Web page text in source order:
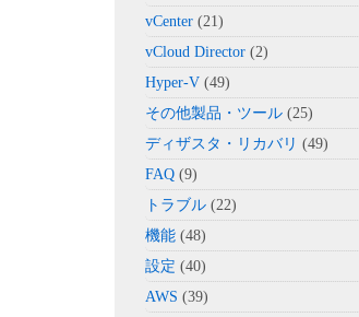
vCenter (21)
vCloud Director (2)
Hyper-V (49)
その他製品・ツール (25)
ディザスタ・リカバリ (49)
FAQ (9)
トラブル (22)
機能 (48)
設定 (40)
AWS (39)